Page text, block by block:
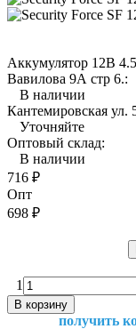
Аккумулятор 12В
Вавилова 9А стр 6.:
В наличии
Кантемировская ул.
Уточняйте
Оптовый склад:
В наличии
716 ₽
Опт
698 ₽
1
В корзину
получить